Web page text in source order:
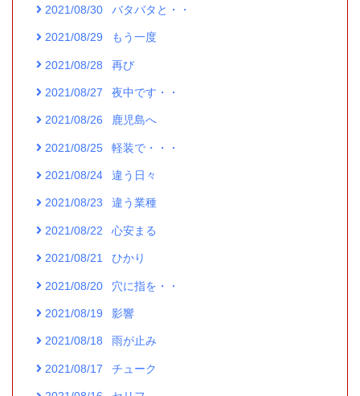
2021/08/30 バタバタと・・
2021/08/29 もう一度
2021/08/28 再び
2021/08/27 夜中です・・
2021/08/26 鹿児島へ
2021/08/25 軽装で・・・
2021/08/24 違う日々
2021/08/23 違う業種
2021/08/22 心安まる
2021/08/21 ひかり
2021/08/20 穴に指を・・
2021/08/19 影響
2021/08/18 雨が止み
2021/08/17 チューク